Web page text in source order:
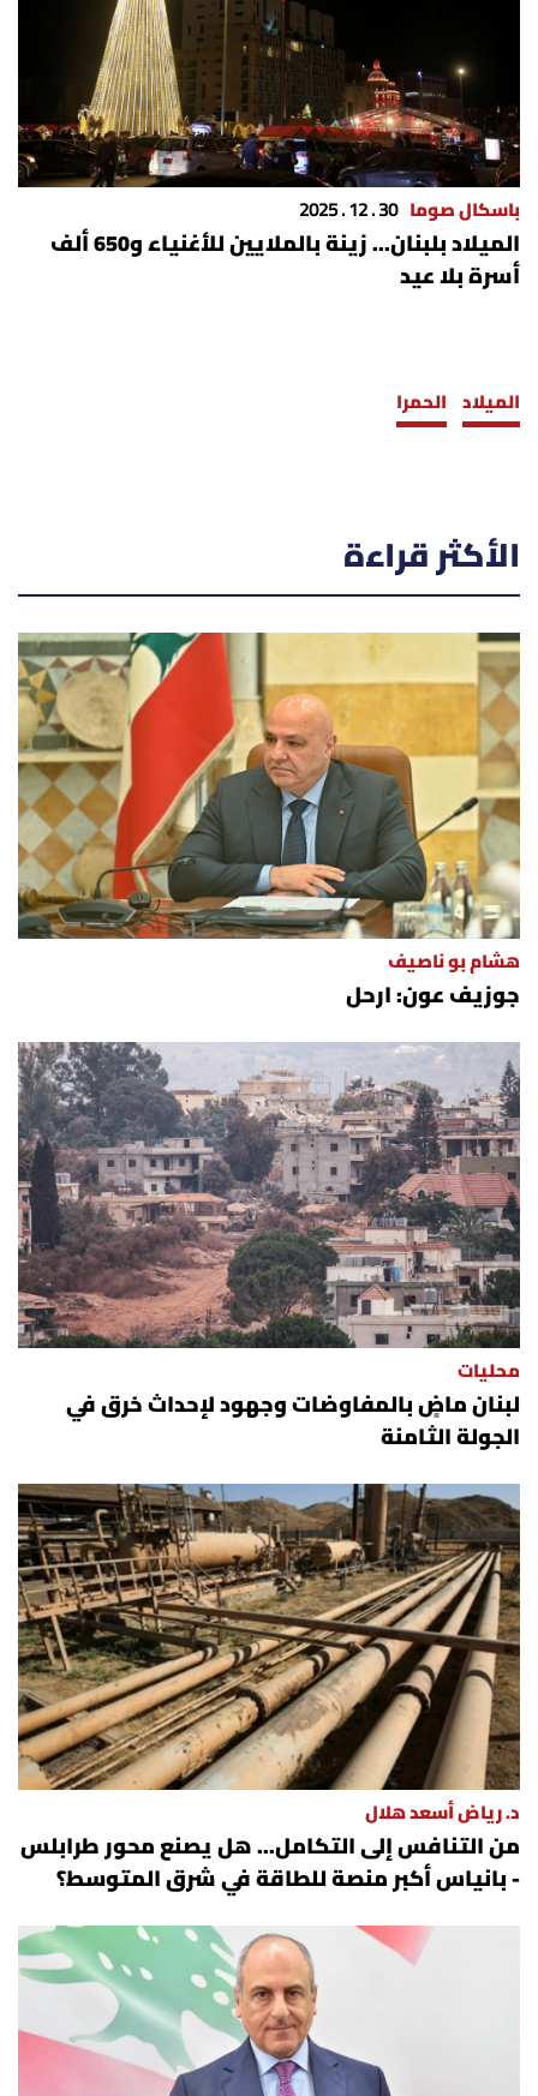
باسكال صوما 30 . 12 . 2025
الميلاد بلبنان... زينة بالملايين للأغنياء و650 ألف
أسرة بلا عيد
الميلاد الحمرا
الأكثر قراءة
هشام بو ناصيف
جوزيف عون: ارحل
محليات
لبنان ماضٍ بالمفاوضات وجهود لإحداث خرق في
الجولة الثامنة
د. رياض أسعد هلال
من التنافس إلى التكامل... هل يصنع محور طرابلس
- بانياس أكبر منصة للطاقة في شرق المتوسط؟